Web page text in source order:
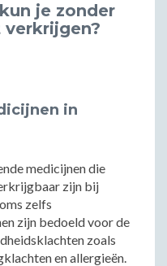
je zonder
in
medicijnen die
zijn bij
zelfs
zijn bedoeld voor de
zoals
en allergieën.